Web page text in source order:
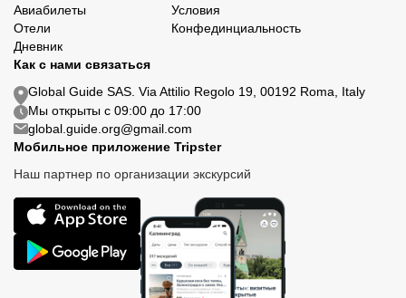
Авиабилеты
Отели
Дневник
Условия
Конфединциальность
Как с нами связаться
Global Guide SAS. Via Attilio Regolo 19, 00192 Roma, Italy
Мы открыты с 09:00 до 17:00
global.guide.org@gmail.com
Мобильное приложение Tripster
Наш партнер по организации экскурсий